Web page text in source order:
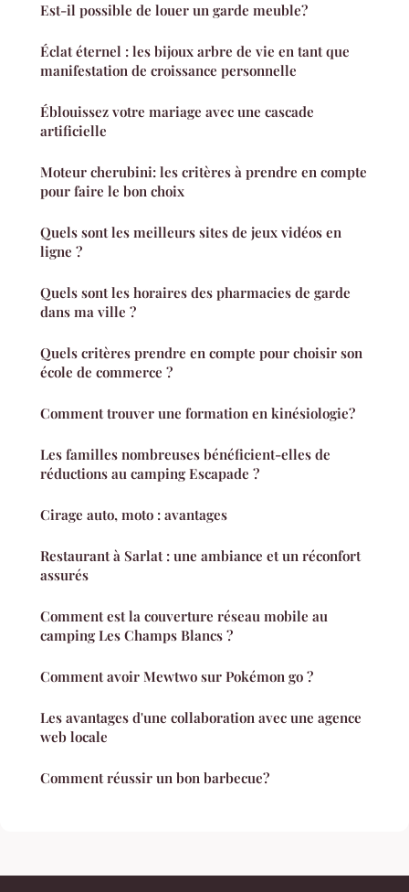
Est-il possible de louer un garde meuble?
Éclat éternel : les bijoux arbre de vie en tant que
manifestation de croissance personnelle
Éblouissez votre mariage avec une cascade
artificielle
Moteur cherubini: les critères à prendre en compte
pour faire le bon choix
Quels sont les meilleurs sites de jeux vidéos en
ligne ?
Quels sont les horaires des pharmacies de garde
dans ma ville ?
Quels critères prendre en compte pour choisir son
école de commerce ?
Comment trouver une formation en kinésiologie?
Les familles nombreuses bénéficient-elles de
réductions au camping Escapade ?
Cirage auto, moto : avantages
Restaurant à Sarlat : une ambiance et un réconfort
assurés
Comment est la couverture réseau mobile au
camping Les Champs Blancs ?
Comment avoir Mewtwo sur Pokémon go ?
Les avantages d'une collaboration avec une agence
web locale
Comment réussir un bon barbecue?